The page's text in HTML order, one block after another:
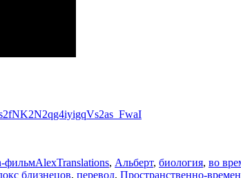
фильмМетки
AlexTranslations, Альберт, биология, во
близнецов, перевод, Пространственно-